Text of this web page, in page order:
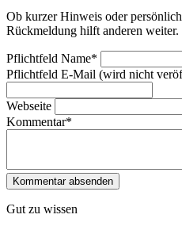
Ob kurzer Hinweis oder
Rückmeldung hilft anderen
Pflichtfeld Name*
Pflichtfeld E-Mail (wird nicht
Webseite
Kommentar*
Gut zu wissen